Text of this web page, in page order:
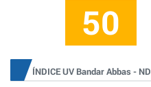
50
ÍNDICE UV Bandar Abbas - ND